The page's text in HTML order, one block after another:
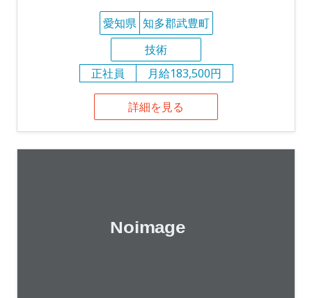
愛知県 知多郡武豊町
技術
正社員
月給183,500円
詳細を見る